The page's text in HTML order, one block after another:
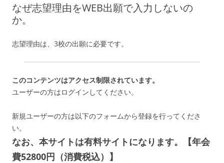
なぜ志望理由をWEB出願で入力しないの
か。
志望理由は、3校の出願に必要です。
このコンテンツはアクセス制限されています。
ユーザーの方はログインしてください。
新規ユーザーの方は以下のフォームから登録を行ってくださ
い。
なお、本サイトは有料サイトになります。【年会
費52800円（消費税込）】